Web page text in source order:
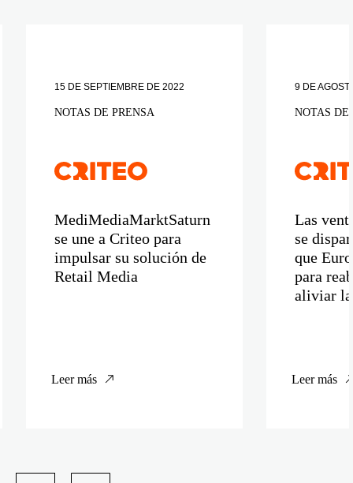
15 DE SEPTIEMBRE DE 2022
NOTAS DE PRENSA
MediMediaMarktSaturn
se une a Criteo para
impulsar su solución de
Retail Media
Leer más
9 DE
NOTAS DE
Las
se
que
para
aliviar
Leer más